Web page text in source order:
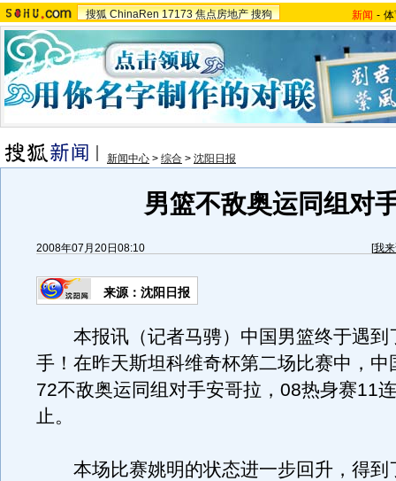
搜狐 ChinaRen 17173 焦点房地产 搜狗 新闻 -
新闻中心 > 综合 > 沈阳日报
男篮不敌奥运同组对
2008年07月20日08:10 [我
来源：沈阳日报
本报讯（记者马骋）中国男篮终于遇到
手！在昨天斯坦科维奇杯第二场比赛中，中
72不敌奥运同组对手安哥拉，08热身赛11
止。
本场比赛姚明的状态进一步回升，得到